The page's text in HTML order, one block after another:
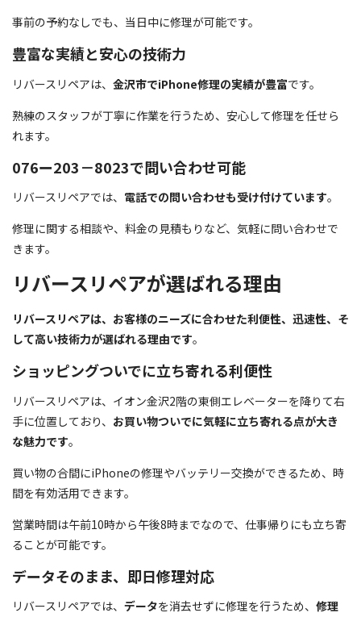
事前の予約なしでも、当日中に修理が可能です。
豊富な実績と安心の技術力
リバースリペアは、 金沢市でiPhone修理の実績が豊富です。
熟練のスタッフが丁寧に作業を行うため、安心して修理を任せら
れます。
076ー203－8023で問い合わせ可能
リバースリペアでは、 電話での問い合わせも受け付けています。
修理に関する相談や、料金の見積もりなど、気軽に問い合わせで
きます。
リバースリペアが選ばれる理由
リバースリペアは、お客様のニーズに合わせた利便性、迅速性、そ
して高い技術力が選ばれる理由です。
ショッピングついでに立ち寄れる利便性
リバースリペアは、イオン金沢2階の東側エレベーターを降りて右
手に位置しており、 お買い物ついでに気軽に立ち寄れる点が大き
な魅力です。
買い物の合間にiPhoneの修理やバッテリー交換ができるため、時
間を有効活用できます。
営業時間は午前10時から午後8時までなので、仕事帰りにも立ち寄
ることが可能です。
データそのまま、即日修理対応
リバースリペアでは、 データを消去せずに修理を行うため、 修理